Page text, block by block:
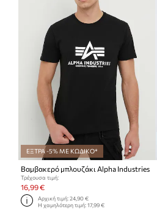
ΕΞΤΡΑ -5% ΜΕ ΚΩΔΙΚΟ*
Βαμβακερό μπλουζάκι Alpha Industries
Τρέχουσα τιμή:
16,99 €
Αρχική τιμή:24,90 €
Η χαμηλότερη τιμή:17,99 €